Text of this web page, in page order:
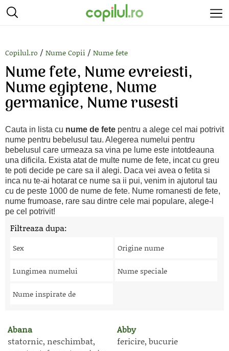
Copilul.ro / Nume Copii / Nume fete
Nume fete, Nume evreiesti,
Nume egiptene, Nume
germanice, Nume rusesti
Cauta in lista cu nume de fete pentru a alege cel mai potrivit
nume pentru bebelusul tau. Alegerea numelui pentru
bebelusul care urmeaza sa vina pe lume este intotdeauna
una dificila. Exista atat de multe nume de fete, incat cu greu
te poti decide pe care sa il alegi. Daca vei avea o fetita si
inca nu te-ai hotarat ce nume sa ii pui, venim in ajutorul tau
cu de peste 1000 de nume de fete. Nume romanesti de fete,
nume frumoase, rare sau dintre cele mai populare, alege-l
pe cel potrivit!
Filtreaza dupa:
Sex Origine nume
Lungimea numelui Nume speciale
Nume inspirate de
Abana
statornic, neschimbat,
Abby
fericire, bucurie